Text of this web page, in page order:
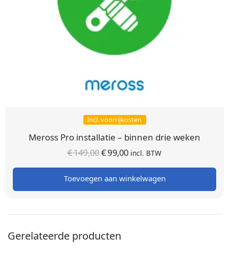
Incl. voorrijkosten
Meross Pro installatie – binnen drie weken
€149,00Oorspronkelijke
prijs was:
€ 149,00.
€99,00 Huidige
prijs is:
€ 99,00.
incl. BTW
Toevoegen aan winkelwagen
Gerelateerde producten